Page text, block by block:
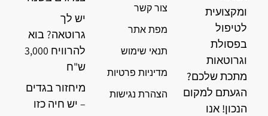
ומקצועית
לטיפול
בפסולת
וגרוטאות
מתכת שלכם?
הגעתם למקום
הנכון! אנו
צור קשר
מפת אתר
תנאי שימוש
מדיניות פרטיות
הצהרת נגישות
יש לך
גרוטאה? בוא
להרוויח 3,000
ש"ח
מיחזור בגדים
– יש חיה כזו